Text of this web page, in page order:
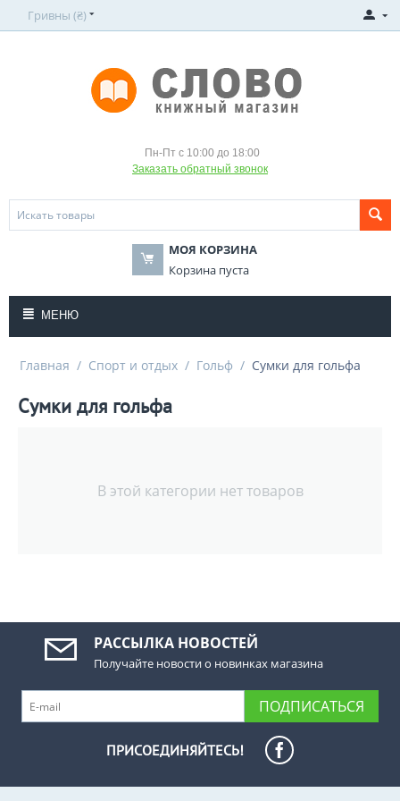
Гривны (₴)
Пн-Пт с 10:00 до 18:00
Заказать обратный звонок
МОЯ КОРЗИНА
Корзина пуста
МЕНЮ
Главная / Спорт и отдых / Гольф / Сумки для гольфа
Сумки для гольфа
В этой категории нет товаров
РАССЫЛКА НОВОСТЕЙ
Получайте новости о новинках магазина
ПОДПИСАТЬСЯ
ПРИСОЕДИНЯЙТЕСЬ!